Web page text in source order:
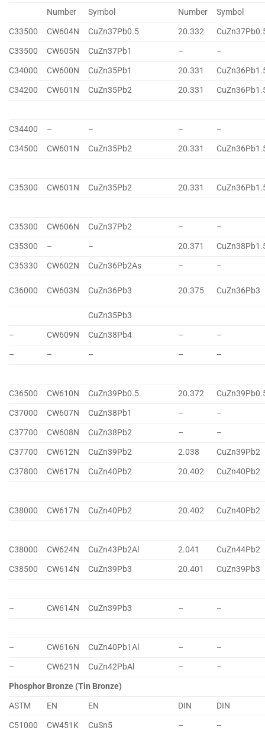
Number Symbol Number
Symbol
C33500
CW604N CuZn37Pb0.5 20.332
C33500
CW605N CuZn37Pb1 –
–
C34000
CW600N CuZn35Pb1 20.331
C34200
CW601N CuZn35Pb2 20.331
C34400 – – –
–
C34500
CW601N CuZn35Pb2 20.331
C35300 CW601N CuZn35Pb2 20.331
C35300 CW606N CuZn37Pb2 –
–
C35300
– – 20.371
C35330
CW602N CuZn36Pb2As – –
C36000 CW603N CuZn36Pb3 20.375 CuZn36Pb3
CuZn35Pb3
–
CW609N CuZn38Pb4 –
–
–
– – – –
C36500 CW610N CuZn39Pb0.5 20.372
C37000
CW607N CuZn38Pb1 –
–
C37700
CW608N CuZn38Pb2 –
–
C37700
CW612N CuZn39Pb2 2.038
CuZn39Pb2
C37800
CW617N CuZn40Pb2 20.402 CuZn40Pb2
C38000 CW617N CuZn40Pb2 20.402 CuZn40Pb2
C38000 CW624N CuZn43Pb2Al 2.041
CuZn44Pb2
C38500
CW614N CuZn39Pb3 20.401 CuZn39Pb3
– CW614N CuZn39Pb3 – –
– CW616N CuZn40Pb1Al –
–
–
CW621N CuZn42PbAl –
–
Phosphor Bronze (Tin Bronze)
ASTM
EN EN DIN
DIN
C51000
CW451K CuSn5 –
–